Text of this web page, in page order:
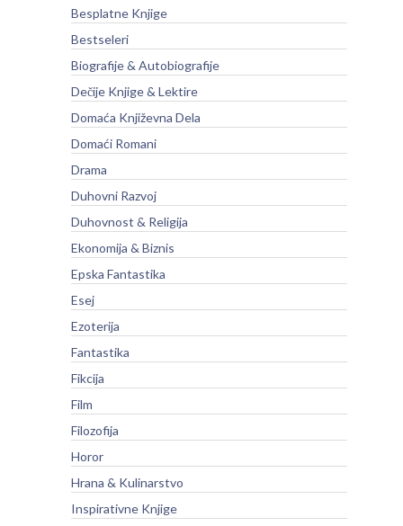
Besplatne Knjige
Bestseleri
Biografije & Autobiografije
Dečije Knjige & Lektire
Domaća Književna Dela
Domaći Romani
Drama
Duhovni Razvoj
Duhovnost & Religija
Ekonomija & Biznis
Epska Fantastika
Esej
Ezoterija
Fantastika
Fikcija
Film
Filozofija
Horor
Hrana & Kulinarstvo
Inspirativne Knjige